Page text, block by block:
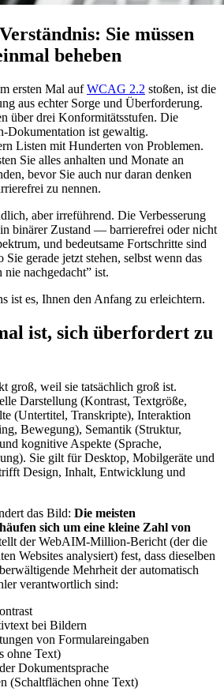
Sie müssen
beheben
ersten Mal aufWCAG 2.2 stoßen, ist die
aus echter Sorge und Überforderung.
über drei Konformitätsstufen. Die
Dokumentation ist gewaltig.
Listen mit Hunderten von Problemen.
Sie alles anhalten und Monate an
bevor Sie auch nur daran denken
zu nennen.
aber irreführend. Die Verbesserung
binärer Zustand — barrierefrei oder nicht
und bedeutsame Fortschritte sind
gerade jetzt stehen, selbst wenn das
nachgedacht” ist.
ist es, Ihnen den Anfang zu erleichtern.
ist, sich überfordert zu
groß, weil sie tatsächlich groß ist.
Darstellung (Kontrast, Textgröße,
(Untertitel, Transkripte), Interaktion
Bewegung), Semantik (Struktur,
kognitive Aspekte (Sprache,
Sie gilt für Desktop, Mobilgeräte und
Design, Inhalt, Entwicklung und
das Bild: Die meisten
sich um eine kleine Zahl von
der WebAIM-Million-Bericht (der die
Websites analysiert) fest, dass dieselben
Mehrheit der automatisch
verantwortlich sind:
bei Bildern
von Formulareingaben
ohne Text)
Dokumentsprache
(Schaltflächen ohne Text)